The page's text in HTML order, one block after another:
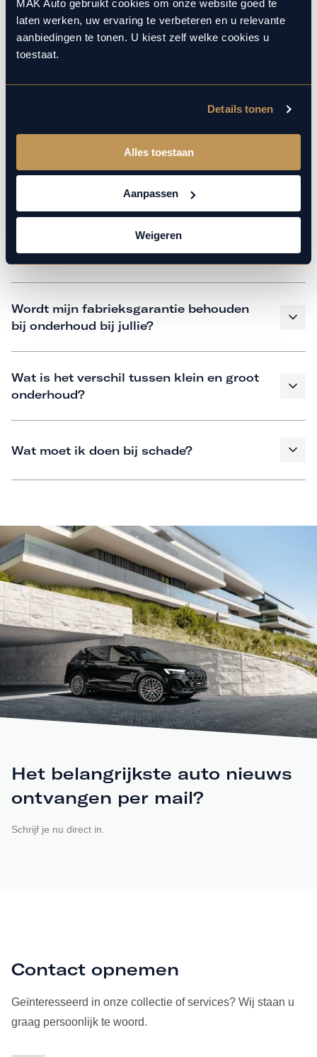
MAK Auto gebruikt cookies om onze website goed te
laten werken, uw ervaring te verbeteren en u relevante
aanbiedingen te tonen. U kiest zelf welke cookies u
toestaat.
Details tonen
Alles toestaan
Aanpassen
Weigeren
verzorgen het onderhoud op hetzelfde niveau als een
merkdealer, met behoud van de fabrieksgarantie. Kom
gerust langs in onze werkplaats voor een APK of een
Hoe weet ik welk onderhoud mijn
auto nodig heeft en wanneer?
Is vervangend vervoer mogelijk?
Wordt mijn fabrieksgarantie behouden
bij onderhoud bij jullie?
Wat is het verschil tussen klein en groot
onderhoud?
Wat moet ik doen bij schade?
Het belangrijkste auto nieuws
ontvangen per mail?
Schrijf je nu direct in.
Contact opnemen
Geïnteresseerd in onze collectie of services? Wij staan u
graag persoonlijk te woord.